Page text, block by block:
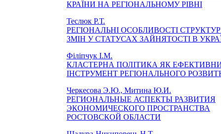
КРАЇНИ НА РЕГІОНАЛЬНОМУ РІВНІ
Теслюк Р.Т.
РЕГІОНАЛЬНІ ОСОБЛИВОСТІ
ЗМІН У СТАТУСАХ ЗАЙНЯТОСТІ В
Філіпчук І.М.
КЛАСТЕРНА ПОЛІТИКА ЯК
ІНСТРУМЕНТ РЕГІОНАЛЬНОГО
Черкесова Э.Ю., Митина Ю.И.
РЕГИОНАЛЬНЫЕ АСПЕКТЫ РАЗВИТИЯ
ЭКОНОМИЧЕСКОГО ПРОСТРАНСТВА
РОСТОВСКОЙ ОБЛАСТИ